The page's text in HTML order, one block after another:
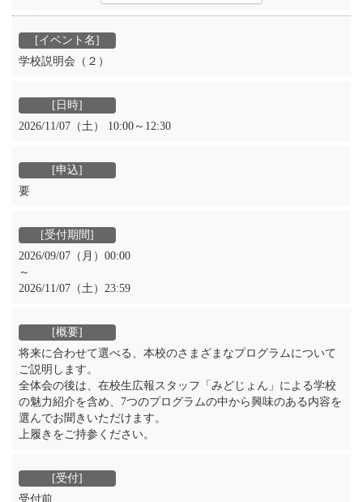
学校説明会（２）
2026/11/07（土） 10:00～12:30
要
2026/09/07（月）00:00
～
2026/11/07（土）23:59
将来に合わせて選べる、本校のさまざまなプログラムについて
ご説明します。
全体会の後は、在校生広報スタッフ「みどじょん」による学校
の魅力紹介を含め、7つのプログラムの中から興味のある内容を
選んでお聞きいただけます。
上履きをご持参ください。
受付前